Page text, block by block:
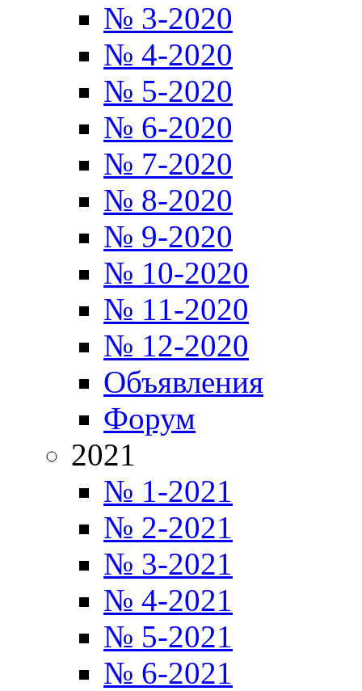
№ 3-2020
№ 4-2020
№ 5-2020
№ 6-2020
№ 7-2020
№ 8-2020
№ 9-2020
№ 10-2020
№ 11-2020
№ 12-2020
Объявления
Форум
2021
№ 1-2021
№ 2-2021
№ 3-2021
№ 4-2021
№ 5-2021
№ 6-2021